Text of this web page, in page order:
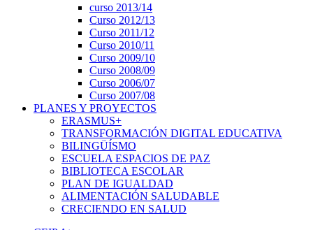
curso 2013/14
Curso 2012/13
Curso 2011/12
Curso 2010/11
Curso 2009/10
Curso 2008/09
Curso 2006/07
Curso 2007/08
PLANES Y PROYECTOS
ERASMUS+
TRANSFORMACIÓN DIGITAL EDUCATIVA
BILINGÜÍSMO
ESCUELA ESPACIOS DE PAZ
BIBLIOTECA ESCOLAR
PLAN DE IGUALDAD
ALIMENTACIÓN SALUDABLE
CRECIENDO EN SALUD